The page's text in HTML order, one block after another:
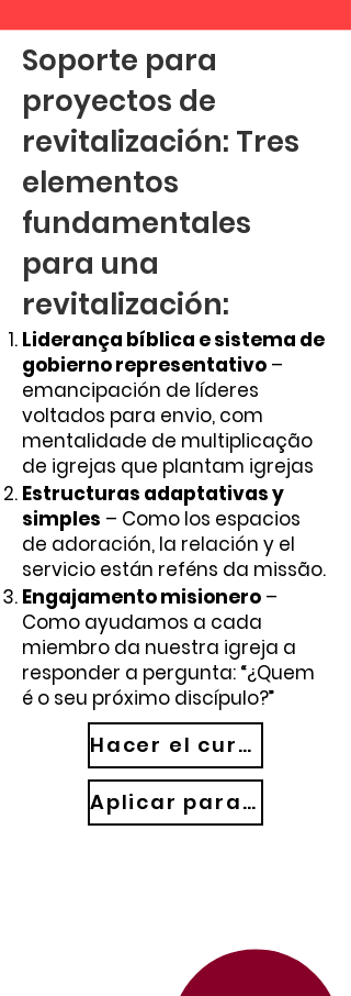
Soporte para
proyectos de
revitalización: Tres
elementos
fundamentales
para una
revitalización:
Liderança bíblica e sistema de
gobierno representativo –
emancipación de líderes
voltados para envio, com
mentalidade de multiplicação
de igrejas que plantam igrejas
Estructuras adaptativas y
simples – Como los espacios
de adoración, la relación y el
servicio están reféns da missão.
Engajamento misionero –
Como ayudamos a cada
miembro da nuestra igreja a
responder a pergunta: “¿Quem
é o seu próximo discípulo?”
Hacer el curso
Aplicar para Consultoría Particular